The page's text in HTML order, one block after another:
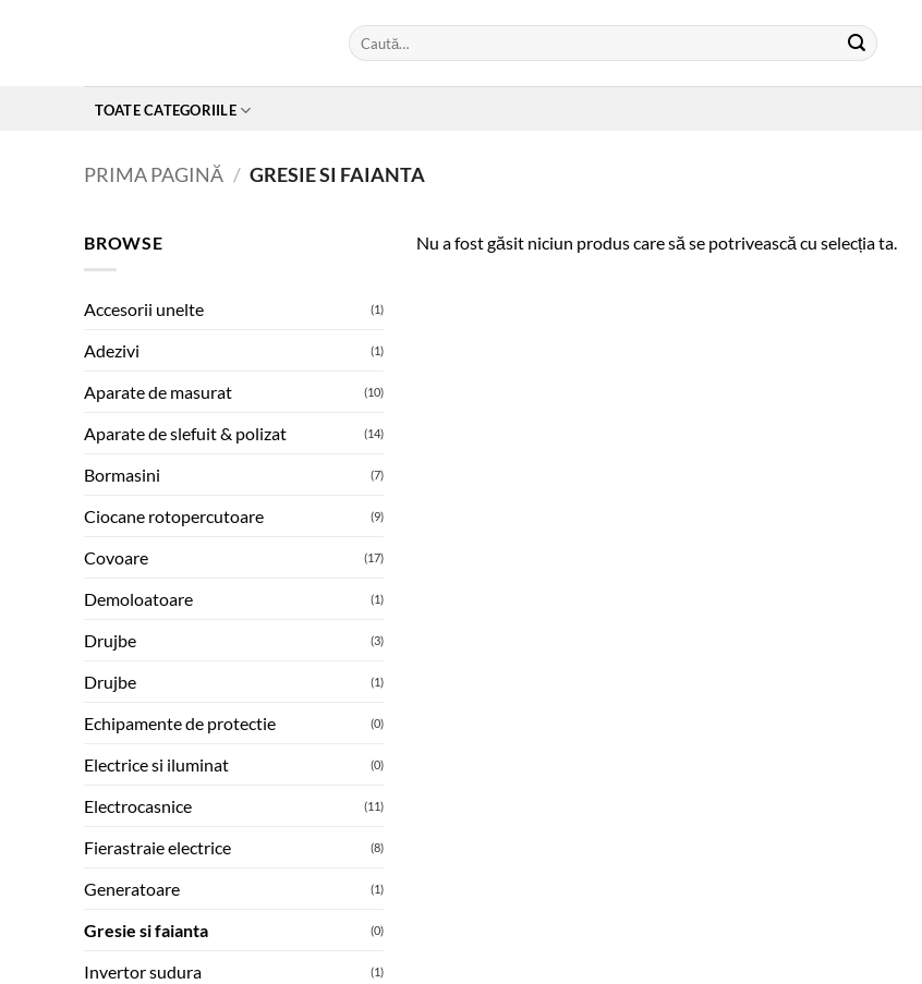
Caută
după:
TOATE CATEGORIILE
PRIMA PAGINĂ / GRESIE SI FAIANTA
BROWSE
Accesorii unelte (1)
Adezivi (1)
Aparate de masurat (10)
Aparate de slefuit & polizat (14)
Bormasini (7)
Ciocane rotopercutoare (9)
Covoare (17)
Demoloatoare (1)
Drujbe (3)
Drujbe (1)
Echipamente de protectie (0)
Electrice si iluminat (0)
Electrocasnice (11)
Fierastraie electrice (8)
Generatoare (1)
Gresie si faianta (0)
Invertor sudura (1)
Nu a fost găsit niciun produs care să se potrivească cu selecția ta.